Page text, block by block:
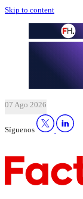
Skip to content
07 Ago 2026
Síguenos